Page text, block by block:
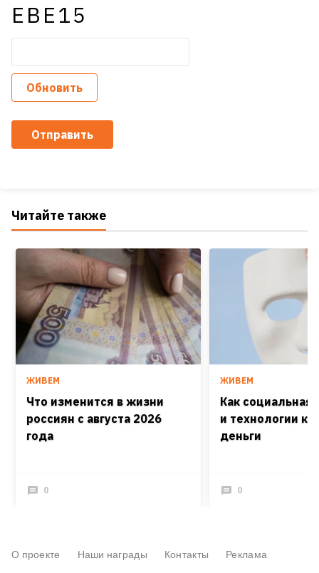
EBE15
Обновить
Отправить
Читайте также
ЖИВЕМ
Что изменится в жизни
россиян с августа 2026
года
0
ЖИВЕМ
Как
и технологии
деньги
0
О проекте Наши награды Контакты Реклама